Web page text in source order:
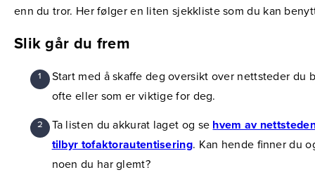
enn du tror. Her følger en liten sjekkliste som du kan
Slik går du frem
Start med å skaffe deg oversikt over nettsteder du
ofte eller som er viktige for deg.
Ta listen du akkurat laget og se hvem av
tilbyr tofaktorautentisering. Kan hende finner du
noen du har glemt?